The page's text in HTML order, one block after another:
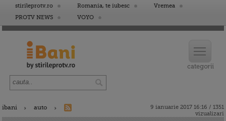
stirileprotv.ro Romania, te iubesc
Vremea
PROTV NEWS
VOYO
ibani auto
9 ianuarie 2017 16:16 / 1351
vizualizari